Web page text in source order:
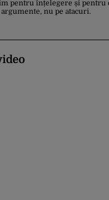
pentru înțelegere și pentru
argumente, nu pe atacuri.